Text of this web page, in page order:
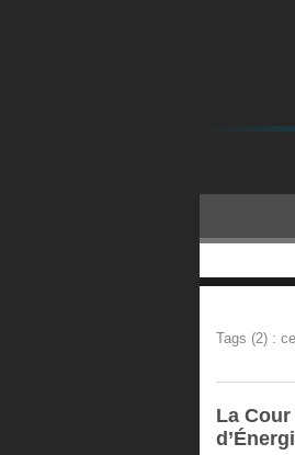
Tags (2) :
La